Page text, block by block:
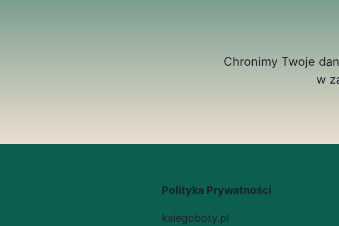
Chronimy Twoje
w
Polityka Prywatności
ksiegoboty.pl